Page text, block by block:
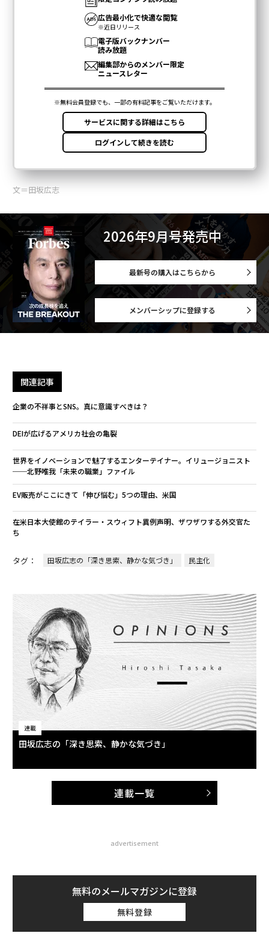
文＝田坂広志
2026年9月号発売中
最新号の購入はこちらから
メンバーシップに登録する
関連記事
企業の不祥事とSNS。真に意識すべきは？
DEIが広げるアメリカ社会の亀裂
世界をイノベーションで魅了するエンターテイナー。イリュージョニスト
──北野唯我「未来の職業」ファイル
EV販売がここにきて「伸び悩む」5つの理由、米国
在米日本大使館のテイラー・スウィフト異例声明、ザワザワする外交官た
ち
タグ： 田坂広志の「深き思索、静かな気づき」 民主化
連載
田坂広志の「深き思索、静かな気づき」
連載一覧
advertisement
無料のメールマガジンに登録
無料登録